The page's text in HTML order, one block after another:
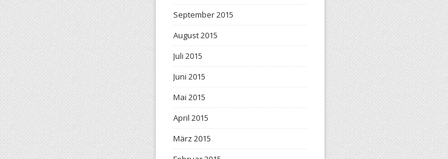
September 2015
August 2015
Juli 2015
Juni 2015
Mai 2015
April 2015
März 2015